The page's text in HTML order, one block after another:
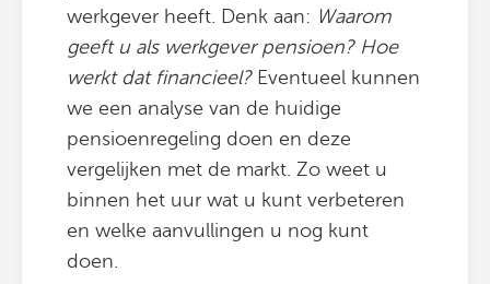
werkgever heeft. Denk aan: Waarom
geeft u als werkgever pensioen? Hoe
werkt dat financieel?Eventueel kunnen
we een analyse van de huidige
pensioenregeling doen en deze
vergelijken met de markt. Zo weet u
binnen het uur wat u kunt verbeteren
en welke aanvullingen u nog kunt
doen.